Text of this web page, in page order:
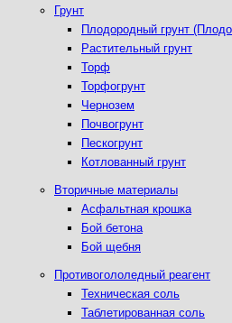
Грунт
Плодородный грунт
Растительный грунт
Торф
Торфогрунт
Чернозем
Почвогрунт
Пескогрунт
Котлованный грунт
Вторичные материалы
Асфальтная крошка
Бой бетона
Бой щебня
Противогололедный реагент
Техническая соль
Таблетированная соль